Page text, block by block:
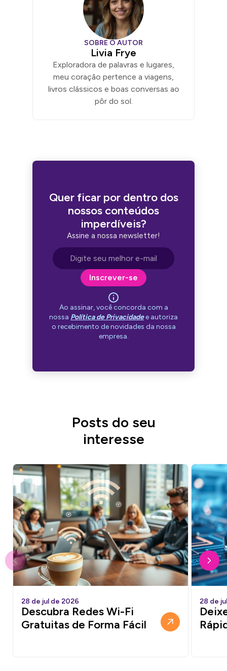
SOBRE O AUTOR
Livia Frye
Exploradora de palavras e lugares,
meu coração pertence a viagens,
livros clássicos e boas conversas ao
pôr do sol.
Quer ficar por dentro dos
nossos conteúdos
imperdíveis?
Assine a nossa newsletter!
Endereço de e-mail
Inscrever-se
Ao assinar, você concorda com a
nossa Política de Privacidadee autoriza
o recebimento de novidades da nossa
empresa.
Posts do seu
interesse
28 de jul de 2026
Descubra Redes Wi-Fi
Gratuitas de Forma Fácil
28 de